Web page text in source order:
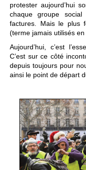
protester aujourd’hui
chaque groupe
factures. Mais le plus
(terme jamais utilisés en
Aujourd’hui, c’est
C’est sur ce côté
depuis toujours pour
ainsi le point de départ